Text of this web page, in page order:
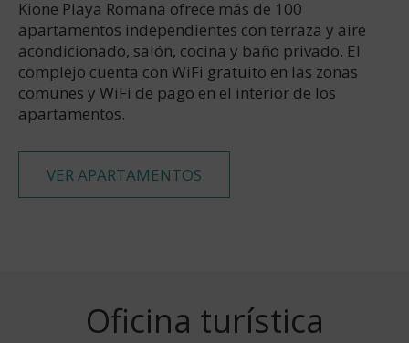
Kione Playa Romana ofrece más de 100
apartamentos independientes con terraza y aire
acondicionado, salón, cocina y baño privado. El
complejo cuenta con WiFi gratuito en las zonas
comunes y WiFi de pago en el interior de los
apartamentos.
VER APARTAMENTOS
Oficina turística